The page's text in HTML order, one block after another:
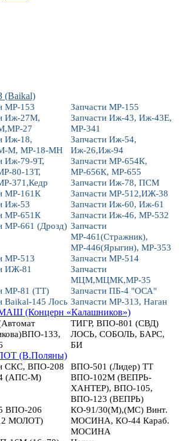
(Baikal)
МР-153
Запчасти МР-155
Иж-27М,
27
Запчасти Иж-43, Иж-43Е,
МР-341
Иж-18,
М, МР-18-МН
Запчасти Иж-54,
Иж-26,Иж-94
Иж-79-9Т,
80-13Т,
371,Кедр
Запчасти МР-654К,
МР-656К, МР-655
Запчасти Иж-78, ПСМ
МР-161К
Запчасти МР-512,ИЖ-38
Иж-53
Запчасти Иж-60, Иж-61
МР-651К
Запчасти Иж-46, МР-532
МР-661 (Дрозд) Запчасти
МР-461(Стражник),
МР-446(Ярыгин), МР-353
МР-513
Запчасти МР-514
ИЖ-81
Запчасти
МЦМ,МЦМК,МР-35
МР-81 (ТТ)
Запчасти ПБ-4 "ОСА"
Baikal-145 Лось Запчасти МР-313, Наган
(Концерн «Калашников»)
133,
ТИГР, ВПО-801 (СВД)
ЛОСЬ, СОБОЛЬ, БАРС,
БИ
(В.Поляны)
СКС, ВПО-208
ВПО-501 (Лидер) ТТ
(АПС-М)
ВПО-102М (ВЕПРЬ-
ХАНТЕР), ВПО-105,
ВПО-123 (ВЕПРЬ)
ВПО-206
МОЛОТ)
КО-91/30(М),(МС) Винт.
МОСИНА, КО-44 Караб.
МОСИНА